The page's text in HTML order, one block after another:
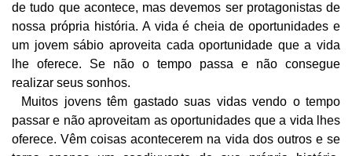
de tudo que acontece, mas devemos ser protagonistas de
nossa própria história. A vida é cheia de oportunidades e
um jovem sábio aproveita cada oportunidade que a vida
lhe oferece. Se não o tempo passa e não consegue
realizar seus sonhos.
Muitos jovens têm gastado suas vidas vendo o tempo
passar e não aproveitam as oportunidades que a vida lhes
oferece. Vêm coisas acontecerem na vida dos outros e se